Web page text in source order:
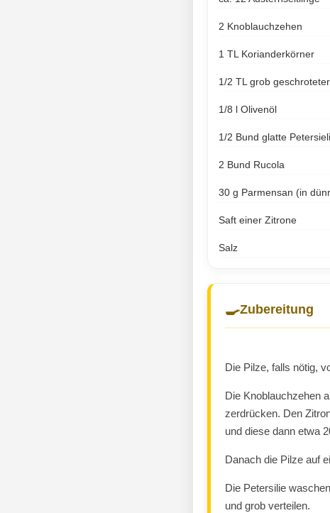
2 Knoblauchzehen
1 TL Korianderkörner
1/2 TL grob
1/8 l Olivenöl
1/2 Bund glatte
2 Bund Rucola
30 g Parmensan (in
Saft einer Zitrone
Salz
🍳Zubereitung
Die Pilze, falls nötig,
Die Knoblauchzehen
zerdrücken. Den
und diese dann etwa
Danach die Pilze auf
Die Petersilie
und grob verteilen.